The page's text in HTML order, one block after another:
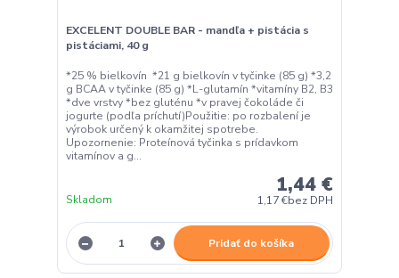
EXCELENT DOUBLE BAR - mandľa + pistácia s
pistáciami, 40 g
*25 % bielkovín *21 g bielkovín v tyčinke (85 g) *3,2
g BCAA v tyčinke (85 g) *L-glutamín *vitamíny B2, B3
*dve vrstvy *bez gluténu *v pravej čokoláde či
jogurte (podľa príchutí)Použitie: po rozbalení je
výrobok určený k okamžitej spotrebe.
Upozornenie: Proteínová tyčinka s prídavkom
vitamínov a g...
1,44 €
1,17 €bez DPH
Skladom
Pridať do košíka